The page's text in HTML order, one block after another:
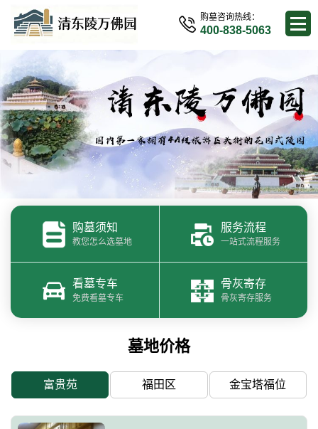
购墓咨询热线：
400-838-5063
购墓须知
教您怎么选墓地
服务流程
一站式流程服务
看墓专车
免费看墓专车
骨灰寄存
骨灰寄存服务
墓地价格
富贵苑 福田区 金宝塔福位